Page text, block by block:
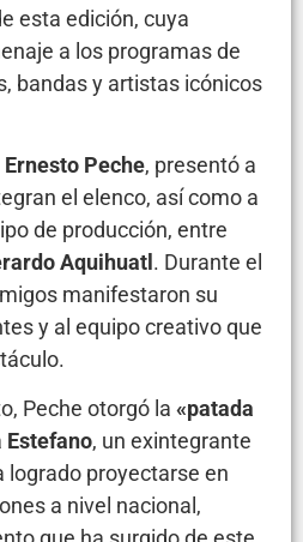
esta edición, cuya
a los programas de
bandas y artistas icónicos
Ernesto Peche, presentó a
el elenco, así como a
de producción, entre
Aquihuatl . Durante el
manifestaron su
y al equipo creativo que
Peche otorgó la «patada
Estefano, un exintegrante
logrado proyectarse en
a nivel nacional,